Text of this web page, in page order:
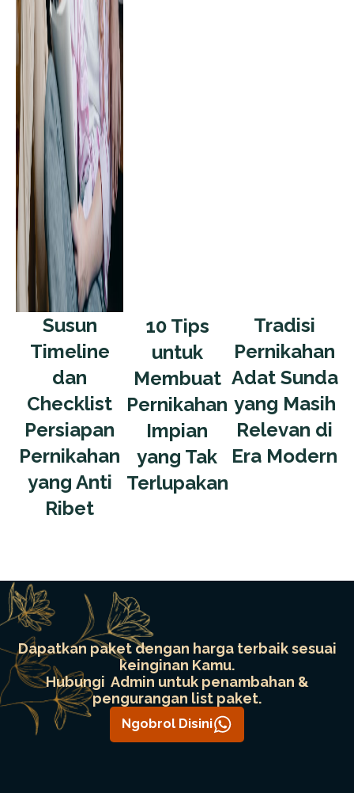
Susun
Timeline
dan
Checklist
Persiapan
Pernikahan
yang Anti
Ribet
10 Tips
untuk
Membuat
Pernikahan
Impian
yang Tak
Terlupakan
Tradisi
Pernikahan
Adat Sunda
yang Masih
Relevan di
Era Modern
Dapatkan paket dengan harga terbaik sesuai
keinginan Kamu.
Hubungi Admin untuk penambahan &
pengurangan list paket.
Ngobrol Disini